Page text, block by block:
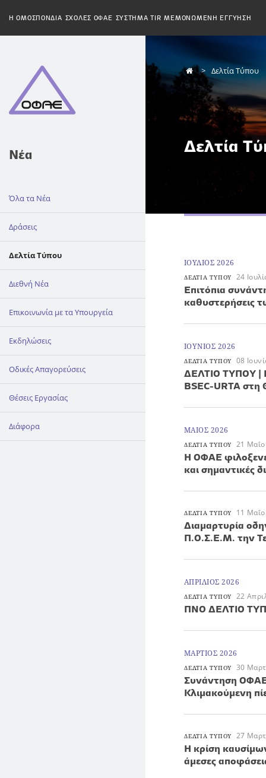
H ΟΜΟΣΠΟΝΔΙΑ ΣΧΟΛΕΣ ΟΦΑΕ ΣΥΣΤΗΜΑ TIR ΜΕΜΟΝΩΜΕΝΗ ΕΓΓΥΗΣΗ
Νέα
Όλα τα Νέα
Δράσεις
Δελτία Τύπου
Διεθνή Νέα
Επικοινωνία με τα Υπουργεία
Εκδηλώσεις
Οδικές Απαγορεύσεις
Θέσεις Εργασίας
Διάφορα
Δελτία Τύπου
Δελτία
ΙΟΥΛΙΟΣ 2026
ΔΕΛΤΙΑ ΤΥΠΟΥ 24
Επιτόπια
καθυστερήσεις
ΙΟΥΝΙΟΣ 2026
ΔΕΛΤΙΑ ΤΥΠΟΥ 08
ΔΕΛΤΙΟ ΤΥΠΟΥ |
BSEC-URTA στη
ΜΑΙΟΣ 2026
ΔΕΛΤΙΑ ΤΥΠΟΥ 21
Η ΟΦΑΕ
και σημαντικές
ΔΕΛΤΙΑ ΤΥΠΟΥ 11
Διαμαρτυρία
Π.Ο.Σ.Ε.Μ. την
ΑΠΡΙΛΙΟΣ 2026
ΔΕΛΤΙΑ ΤΥΠΟΥ 22
ΠΝΟ ΔΕΛΤΙΟ
ΜΑΡΤΙΟΣ 2026
ΔΕΛΤΙΑ ΤΥΠΟΥ 30
Συνάντηση ΟΦΑΕ
Κλιμακούμενη
ΔΕΛΤΙΑ ΤΥΠΟΥ 27
Η κρίση
άμεσες